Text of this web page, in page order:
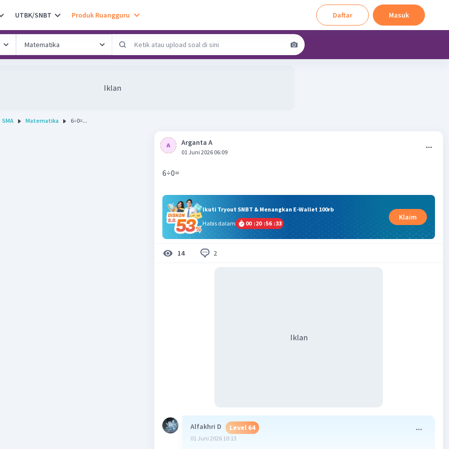
UTBK/SNBT Produk Ruangguru Daftar Masuk
Iklan
SMA Matematika 6÷0=...
Arganta A
01 Juni 2026 06:09
6÷0=
Ikuti Tryout SNBT & Menangkan E-Wallet 100rb
Habis dalam
00 :20 :56 :32
Klaim
14 2
Iklan
Alfakhri D Level 64
01 Juni 2026 10:13